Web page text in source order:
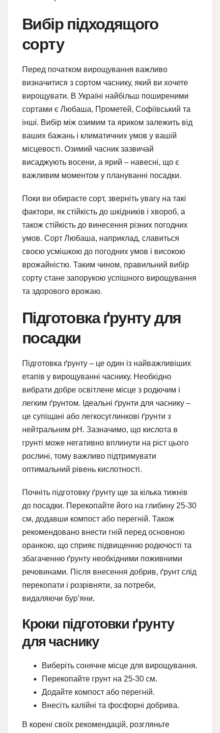
Вибір підходящого
сорту
Перед початком вирощування важливо
визначитися з сортом часнику, який ви хочете
вирощувати. В Україні найбільш поширеними
сортами є Любаша, Прометей, Софіївський та
інші. Вибір між озимим та яриком залежить від
ваших бажань і климатичних умов у вашій
місцевості. Озимий часник зазвичай
висаджують восени, а ярий – навесні, що є
важливим моментом у плануванні посадки.
Поки ви обираєте сорт, зверніть увагу на такі
фактори, як стійкість до шкідників і хвороб, а
також стійкість до винесення різних погодних
умов. Сорт Любаша, наприклад, славиться
своєю усмішкою до погодних умов і високою
врожайністю. Таким чином, правильний вибір
сорту стане запорукою успішного вирощування
та здорового врожаю.
Підготовка ґрунту для
посадки
Підготовка ґрунту – це один із найважливіших
етапів у вирощуванні часнику. Необхідно
вибрати добре освітлене місце з родючим і
легким ґрунтом. Ідеальні ґрунти для часнику –
це супіщані або легкосуглинкові ґрунти з
нейтральним pH. Зазначимо, що кислота в
грунті може негативно вплинути на ріст цього
рослині, тому важливо підтримувати
оптимальний рівень кислотності.
Почніть підготовку ґрунту ще за кілька тижнів
до посадки. Перекопайте його на глибину 25-30
см, додавши компост або перегній. Також
рекомендовано внести гній перед основною
оранкою, що сприяє підвищенню родючості та
збагаченню ґрунту необхідними поживними
речовинами. Після внесення добрив, ґрунт слід
перекопати і розрівняти, за потреби,
видаляючи бур’яни.
Кроки підготовки ґрунту
для часнику
Виберіть сонячне місце для вирощування.
Перекопайте грунт на 25-30 см.
Додайте компост або перегній.
Внесіть калійні та фосфорні добрива.
В корені своїх рекомендацій, розгляньте